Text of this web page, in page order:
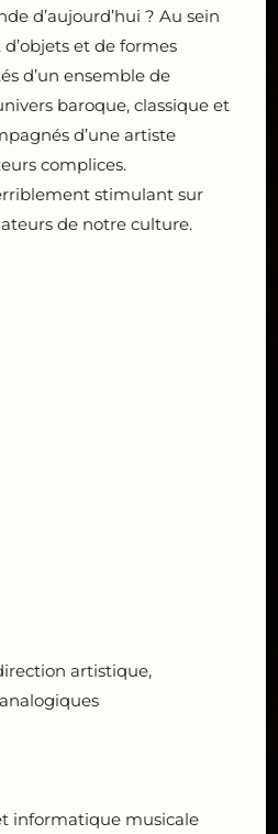
d’aujourd’hui ? Au sein
et de formes
d’un ensemble de
baroque, classique et
d’une artiste
complices.
stimulant sur
de notre culture.
artistique,
informatique musicale